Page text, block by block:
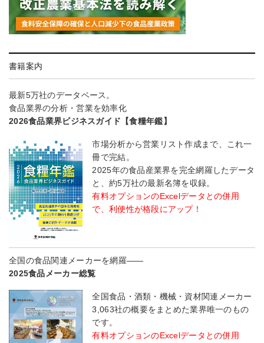
書籍案内
最新5万社のデータベース。
食品業界の分析・営業を効率化
2026食品業界ビジネスガイド【食糧年鑑】
市場分析から営業リスト作成まで、これ一
冊で完結。
2025年の食品産業界を完全網羅したデータ
と、約5万社の最新名簿を収録。
有料オプションのExcelデータとの併用
で、利便性が格段にアップ！
全国の食品関連メーカーを網羅――
2025食品メーカー総覧
全国食品・酒類・機械・資材関連メーカー
3,063社の概要をまとめた業界唯一のもの
です。
有料オプションのExcelデータとの併用